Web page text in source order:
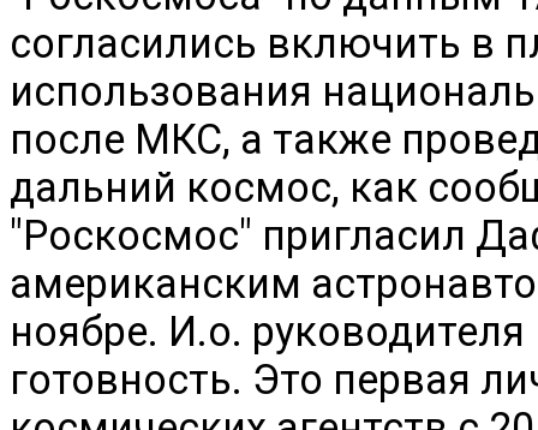
согласились включить в
использования
после МКС, а также
дальний космос, как
"Роскосмос" пригласил
американским
ноябре. И.о.
готовность. Это первая